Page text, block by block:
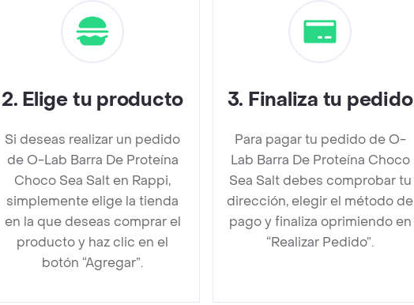
2. Elige tu producto
Si deseas realizar un pedido
de O-Lab Barra De Proteína
Choco Sea Salt en Rappi,
simplemente elige la tienda
en la que deseas comprar el
producto y haz clic en el
botón “Agregar”.
3. Finaliza tu pedido
Para pagar tu pedido de O-
Lab Barra De Proteína Choco
Sea Salt debes comprobar tu
dirección, elegir el método de
pago y finaliza oprimiendo en
“Realizar Pedido”.